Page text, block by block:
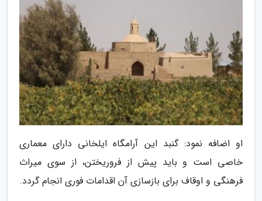
او اضافه نمود: گنبد این آرامگاه ایلخانی دارای معماری
خاصی است و باید پیش از فروریختن، از سوی میراث
فرهنگی و اوقاف برای بازسازی آن اقدامات فوری انجام گردد.